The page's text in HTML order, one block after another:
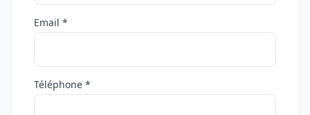
Email *
Téléphone *